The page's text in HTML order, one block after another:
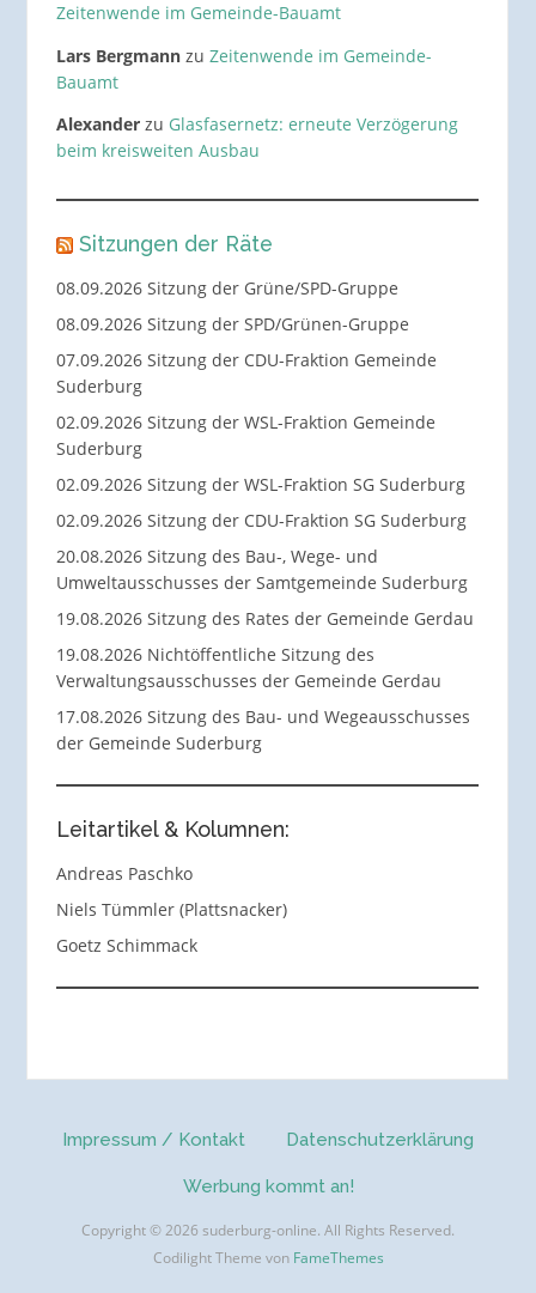
Zeitenwende im Gemeinde-Bauamt
Lars Bergmannzu Zeitenwende im Gemeinde-
Bauamt
Alexanderzu Glasfasernetz: erneute Verzögerung
beim kreisweiten Ausbau
Sitzungen der Räte
08.09.2026 Sitzung der Grüne/SPD-Gruppe
08.09.2026 Sitzung der SPD/Grünen-Gruppe
07.09.2026 Sitzung der CDU-Fraktion Gemeinde
Suderburg
02.09.2026 Sitzung der WSL-Fraktion Gemeinde
Suderburg
02.09.2026 Sitzung der WSL-Fraktion SG Suderburg
02.09.2026 Sitzung der CDU-Fraktion SG Suderburg
20.08.2026 Sitzung des Bau-, Wege- und
Umweltausschusses der Samtgemeinde Suderburg
19.08.2026 Sitzung des Rates der Gemeinde Gerdau
19.08.2026 Nichtöffentliche Sitzung des
Verwaltungsausschusses der Gemeinde Gerdau
17.08.2026 Sitzung des Bau- und Wegeausschusses
der Gemeinde Suderburg
Leitartikel & Kolumnen:
Andreas Paschko
Niels Tümmler (Plattsnacker)
Goetz Schimmack
Impressum / Kontakt Datenschutzerklärung
Werbung kommt an!
Copyright © 2026 suderburg-online. All Rights Reserved.
Codilight Theme von FameThemes